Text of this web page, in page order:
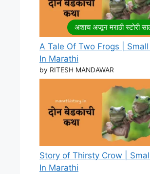
A Tale Of Two Frogs |
In Marathi
by RITESH MANDAWAR
Story of Thirsty Crow |
In Marathi